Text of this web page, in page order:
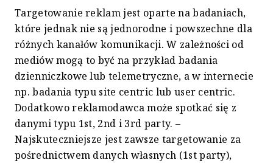
Targetowanie reklam jest oparte na badaniach,
które jednak nie są jednorodne i powszechne dla
różnych kanałów komunikacji. W zależności od
mediów mogą to być na przykład badania
dzienniczkowe lub telemetryczne, a w internecie
np. badania typu site centric lub user centric.
Dodatkowo reklamodawca może spotkać się z
danymi typu 1st, 2nd i 3rd party. –
Najskuteczniejsze jest zawsze targetowanie za
pośrednictwem danych własnych (1st party),